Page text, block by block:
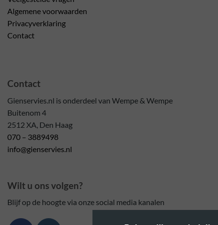
Algemene voorwaarden
Privacyverklaring
Contact
Contact
Gienservies.nl is onderdeel van Wempe & Wempe
Buitenom 4
2512 XA, Den Haag
070 – 3889498
info@gienservies.nl
Wilt u ons volgen?
Blijf op de hoogte via onze social media kanalen